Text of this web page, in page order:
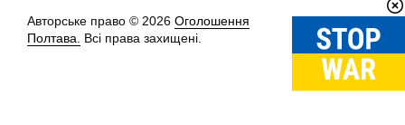
Авторське право © 2026 Оголошення
Полтава.
Всі права захищені.
Вгору↑